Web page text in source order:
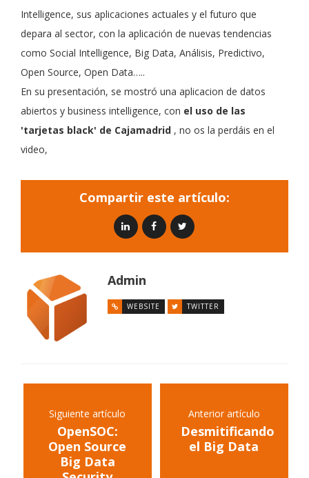
Intelligence, sus aplicaciones actuales y el futuro que
depara al sector, con la aplicación de nuevas tendencias
como Social Intelligence, Big Data, Análisis, Predictivo,
Open Source, Open Data…..
En su presentación, se mostró una aplicacion de datos
abiertos y business intelligence, con el uso de las
'tarjetas black' de Cajamadrid , no os la perdáis en el
video,
Compartir este artículo:
Admin
WEBSITE TWITTER
Siguiente artículo
OpenSOC:
Open Source
Big Data
Anterior artículo
Desmitificando
el Big Data